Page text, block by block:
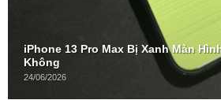
iPhone 13 Pro Max Bị Xanh Màn
Không
24/06/2026